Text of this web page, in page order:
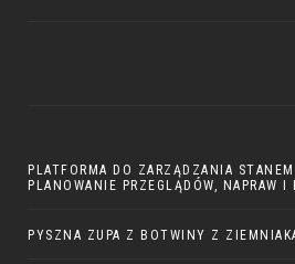
PLATFORMA DO ZARZĄDZANIA
PLANOWANIE PRZEGLĄDÓW, NAPRAW I
PYSZNA ZUPA Z BOTWINY Z